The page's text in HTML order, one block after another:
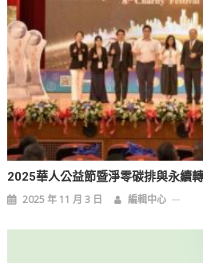
2025華人公益節暨淨零碳排與永續
2025 年 11 月 3 日 編輯中心